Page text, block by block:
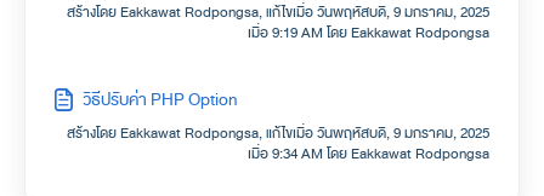
สร้างโดย Eakkawat Rodpongsa, แก้ไขเมื่อ วันพฤหัสบดี, 9 มกราคม, 2025
เมื่อ 9:19 AM โดย Eakkawat Rodpongsa
วิธีปรับค่า PHP Option
สร้างโดย Eakkawat Rodpongsa, แก้ไขเมื่อ วันพฤหัสบดี, 9 มกราคม, 2025
เมื่อ 9:34 AM โดย Eakkawat Rodpongsa